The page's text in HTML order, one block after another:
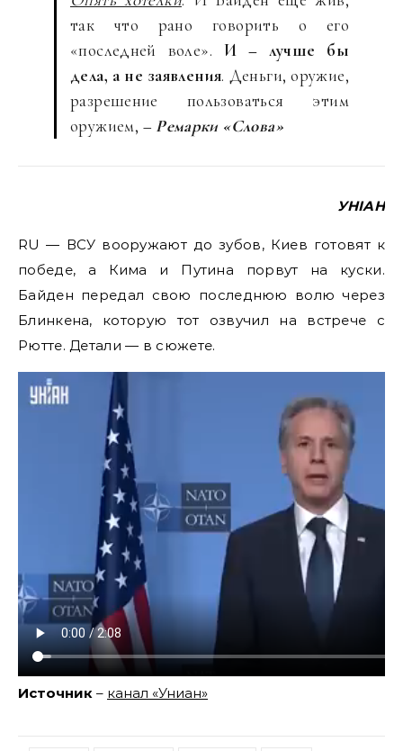
так что рано говорить о его
«последней воле». И – лучше бы
дела, а не заявления. Деньги, оружие,
разрешение пользоваться этим
оружием, – Ремарки «Слова»
УНІАН
RU — ВСУ вооружают до зубов, Киев готовят к
победе, а Кима и Путина порвут на куски.
Байден передал свою последнюю волю через
Блинкена, которую тот озвучил на встрече с
Рютте. Детали — в сюжете.
Источник – канал «Униан»